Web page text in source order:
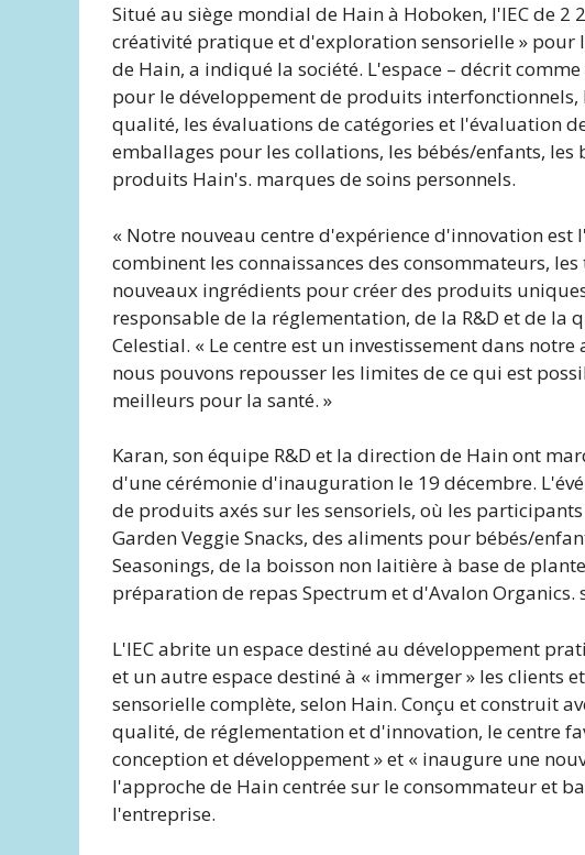
Situé au siège mondial de Hain à Hoboken, l'IEC de 2
créativité pratique et d'exploration sensorielle » pour
de Hain, a indiqué la société. L'espace – décrit
pour le développement de produits interfonctionnels,
qualité, les évaluations de catégories et l'évaluation
emballages pour les collations, les bébés/enfants,
produits Hain's. marques de soins personnels.
« Notre nouveau centre d'expérience d'innovation
combinent les connaissances des consommateurs,
nouveaux ingrédients pour créer des produits
responsable de la réglementation, de la R&D et de la
Celestial. « Le centre est un investissement dans
nous pouvons repousser les limites de ce qui est
meilleurs pour la santé. »
Karan, son équipe R&D et la direction de Hain ont
d'une cérémonie d'inauguration le 19 décembre.
de produits axés sur les sensoriels, où les
Garden Veggie Snacks, des aliments pour bébés/
Seasonings, de la boisson non laitière à base de
préparation de repas Spectrum et d'Avalon Organics.
L'IEC abrite un espace destiné au développement
et un autre espace destiné à « immerger » les clients
sensorielle complète, selon Hain. Conçu et construit
qualité, de réglementation et d'innovation, le centre
conception et développement » et « inaugure une
l'approche de Hain centrée sur le consommateur et
l'entreprise.